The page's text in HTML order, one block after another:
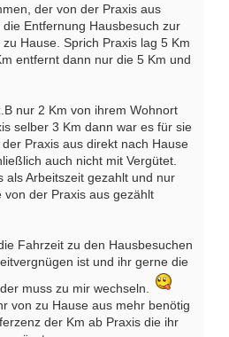
der von der Praxis aus
Entfernung Hausbesuch zur
Hause. Sprich Praxis lag 5 Km
entfernt dann nur die 5 Km und
nur 2 Km von ihrem Wohnort
selber 3 Km dann war es für sie
Praxis aus direkt nach Hause
auch nicht mit Vergütet.
als Arbeitszeit gezahlt und nur
der Praxis aus gezählt
Fahrzeit zu den Hausbesuchen
ist und ihr gerne die
muss zu mir wechseln.
von zu Hause aus mehr benötig
der Km ab Praxis die ihr